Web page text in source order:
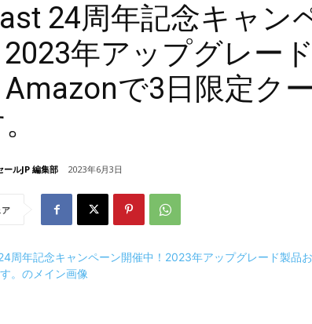
24周年記念キャン
年アップグレー
で3日限定ク
ールJP 編集部 2023年6月3日
ア